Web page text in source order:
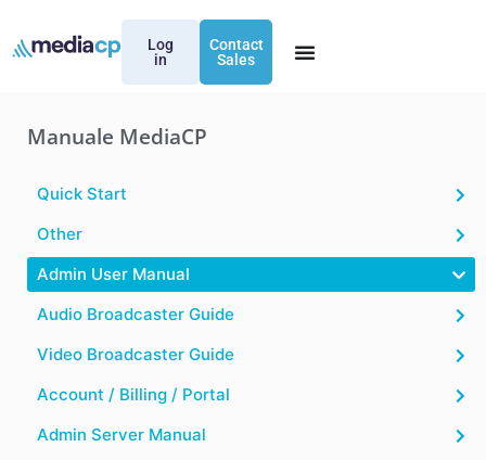
Log
in
Contact
Sales
Manuale MediaCP
Quick Start
Other
Admin User Manual
Audio Broadcaster Guide
Video Broadcaster Guide
Account / Billing / Portal
Admin Server Manual